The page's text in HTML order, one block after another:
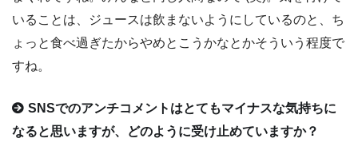
いることは、ジュースは飲まないようにしているのと、ち
ょっと食べ過ぎたからやめとこうかなとかそういう程度で
すね。
SNSでのアンチコメントはとてもマイナスな気持ちに
なると思いますが、どのように受け止めていますか？